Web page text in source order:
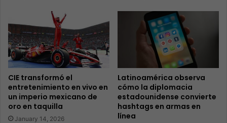
CIE transformó el
entretenimiento en vivo en
un imperio mexicano de
oro en taquilla
January 14, 2026
Latinoamérica observa
cómo la diplomacia
estadounidense convierte
hashtags en armas en
línea